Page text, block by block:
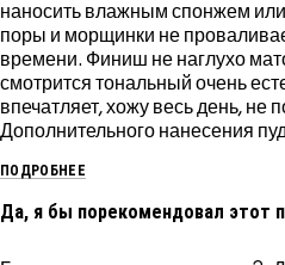
наносить влажным спонжем
поры и морщинки не
времени. Финиш не наглухо
смотрится тональный очень
впечатляет, хожу весь день, не
Дополнительного нанесения
ПОДРОБНЕЕ
Да, я бы порекомендовал этот